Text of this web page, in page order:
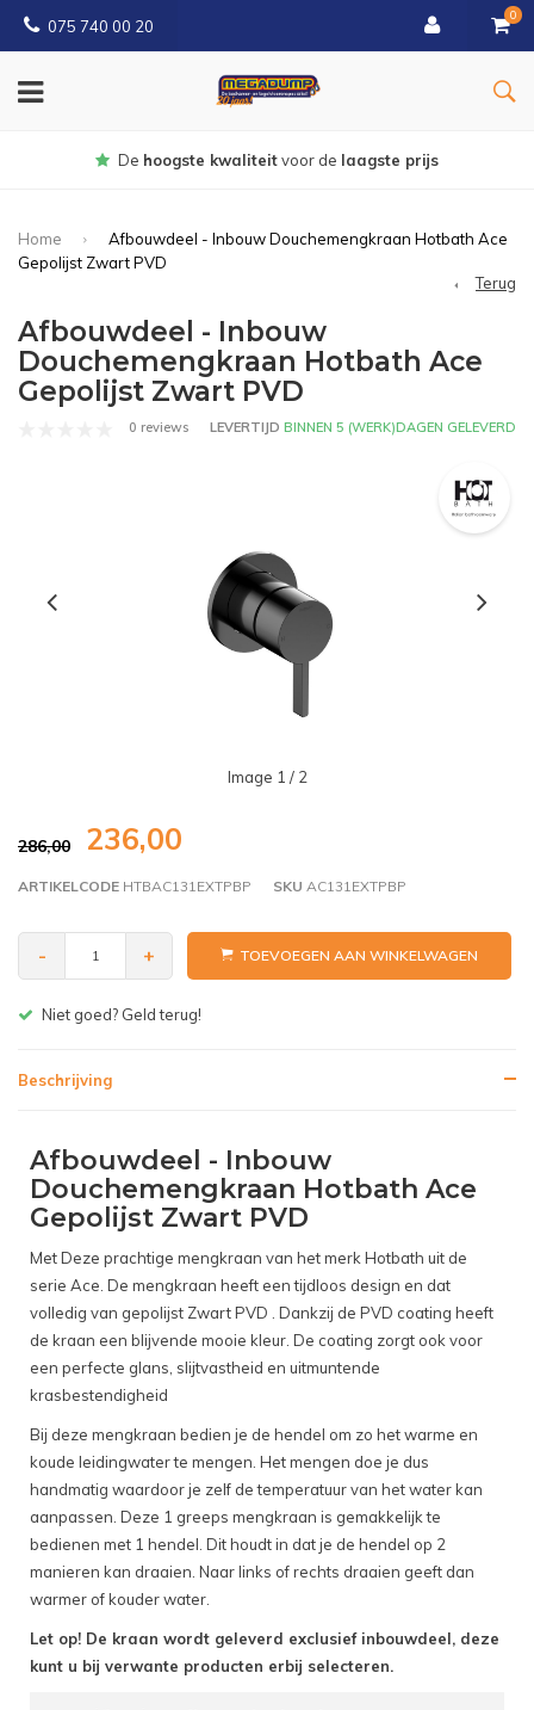
075 740 00 20
0
Gratisbezorgd vanaf € 150
Home
Afbouwdeel - Inbouw Douchemengkraan Hotbath Ace
Gepolijst Zwart PVD
Terug
Afbouwdeel - Inbouw
Douchemengkraan Hotbath Ace
Gepolijst Zwart PVD
0 reviews LEVERTIJD BINNEN 5 (WERK)DAGEN GELEVERD
Image 1 / 2
286,00 236,00
ARTIKELCODE HTBAC131EXTPBP SKU AC131EXTPBP
- + TOEVOEGEN AAN WINKELWAGEN
Gratis bezorgen v.a. € 150,- (NL)
Beschrijving
Afbouwdeel - Inbouw
Douchemengkraan Hotbath Ace
Gepolijst Zwart PVD
Met Deze prachtige mengkraan van het merk Hotbath uit de
serie Ace. De mengkraan heeft een tijdloos design en dat
volledig van gepolijst Zwart PVD . Dankzij de PVD coating heeft
de kraan een blijvende mooie kleur. De coating zorgt ook voor
een perfecte glans, slijtvastheid en uitmuntende
krasbestendigheid
Bij deze mengkraan bedien je de hendel om zo het warme en
koude leidingwater te mengen. Het mengen doe je dus
handmatig waardoor je zelf de temperatuur van het water kan
aanpassen. Deze 1 greeps mengkraan is gemakkelijk te
bedienen met 1 hendel. Dit houdt in dat je de hendel op 2
manieren kan draaien. Naar links of rechts draaien geeft dan
warmer of kouder water.
Let op! De kraan wordt geleverd exclusief inbouwdeel, deze
kunt u bij verwante producten erbij selecteren.